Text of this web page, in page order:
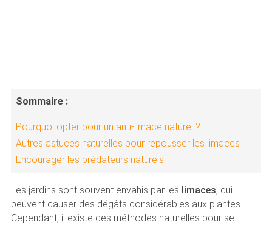
Sommaire :
Pourquoi opter pour un anti-limace naturel ?
Autres astuces naturelles pour repousser les limaces
Encourager les prédateurs naturels
Les jardins sont souvent envahis par les limaces, qui
peuvent causer des dégâts considérables aux plantes.
Cependant, il existe des méthodes naturelles pour se